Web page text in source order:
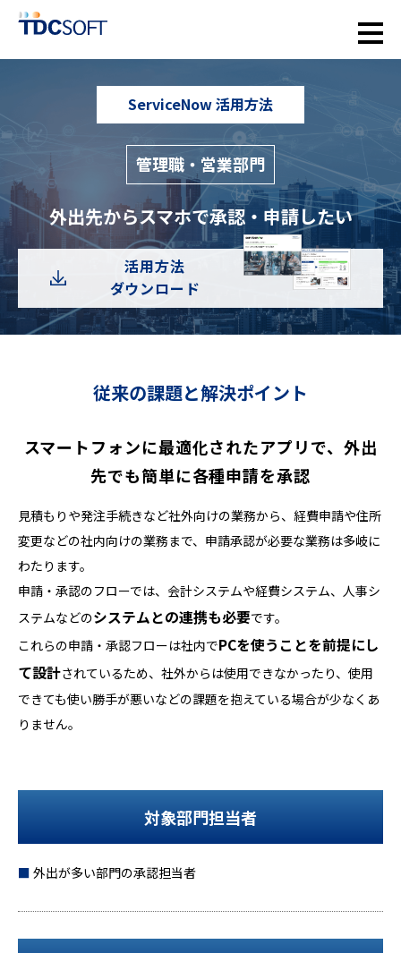
ServiceNow 活用方法
管理職・営業部門
外出先からスマホで承認・申請したい
活用方法
ダウンロード
従来の課題と解決ポイント
スマートフォンに最適化されたアプリで、 外出
先でも簡単に各種申請を承認
見積もりや発注手続きなど社外向けの業務から、経費申請や住所
変更などの社内向けの業務まで、申請承認が必要な業務は多岐に
わたります。
申請・承認のフローでは、会計システムや経費システム、人事シ
ステムなどのシステムとの連携も必要です。
これらの申請・承認フローは社内でPCを使うことを前提にし
て設計されているため、社外からは使用できなかったり、 使用
できても使い勝手が悪いなどの課題を抱えている場合が少なくあ
りません。
対象部門担当者
外出が多い部門の承認担当者